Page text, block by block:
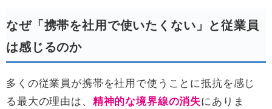
なぜ「携帯を社用で使いたくない」と従業員
は感じるのか
多くの従業員が携帯を社用で使うことに抵抗を感じ
る最大の理由は、 精神的な境界線の消失にありま